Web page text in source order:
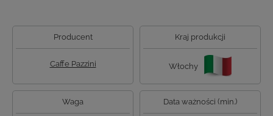
Producent
Caffe Pazzini
Kraj produkcji
Włochy
Waga Data ważności (min.)